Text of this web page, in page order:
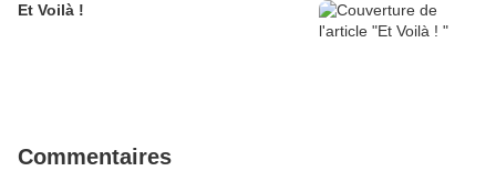
Et Voilà !
Commentaires